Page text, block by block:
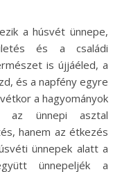
és a családi
is újjáéled, a
és a napfény egyre
a hagyományok
az ünnepi asztal
hanem az étkezés
ünnepek alatt a
ünnepeljék a